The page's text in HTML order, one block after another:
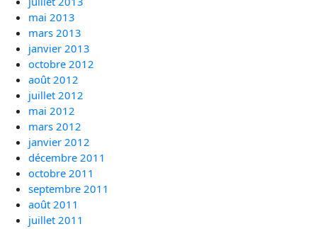
mai 2013
mars 2013
janvier 2013
octobre 2012
août 2012
juillet 2012
mai 2012
mars 2012
janvier 2012
décembre 2011
octobre 2011
septembre 2011
août 2011
juillet 2011